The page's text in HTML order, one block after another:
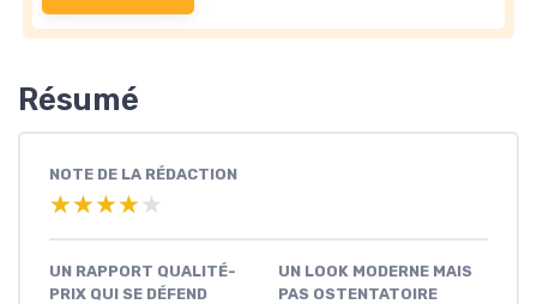
Résumé
NOTE DE LA RÉDACTION
★★★★★
★★★★★
UN RAPPORT QUALITÉ-
PRIX QUI SE DÉFEND
UN LOOK MODERNE MAIS
PAS OSTENTATOIRE